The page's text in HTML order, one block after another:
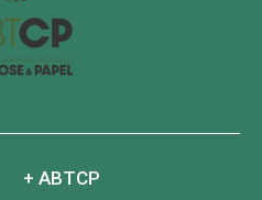
+ ABTCP